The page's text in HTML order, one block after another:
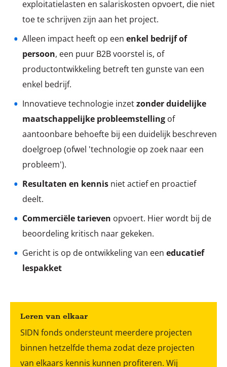
exploitatielasten en salariskosten opvoert, die niet
toe te schrijven zijn aan het project.
Alleen impact heeft op een enkel bedrijf of
persoon, een puur B2B voorstel is, of
productontwikkeling betreft ten gunste van een
enkel bedrijf.
Innovatieve technologie inzetzonder duidelijke
maatschappelijke probleemstelling of
aantoonbare behoefte bij een duidelijk beschreven
doelgroep (ofwel 'technologie op zoek naar een
probleem').
Resultaten en kennis niet actief en proactief
deelt.
Commerciële tarieven opvoert. Hier wordt bij de
beoordeling kritisch naar gekeken.
Gericht is op de ontwikkeling van een educatief
lespakket
Leren van elkaar
SIDN fonds ondersteunt meerdere projecten
binnen hetzelfde thema zodat deze projecten
van elkaars kennis kunnen profiteren. Wij